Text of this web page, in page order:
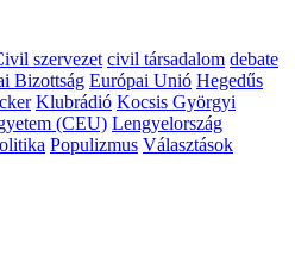
szervezet civil társadalom debate
Bizottság Európai Unió Hegedűs
Klubrádió Kocsis Györgyi
(CEU) Lengyelország
Populizmus Választások